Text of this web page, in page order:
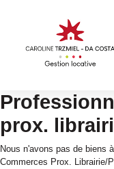
prox.
Nous n'avons pas de biens
Commerces Prox. Librairie/